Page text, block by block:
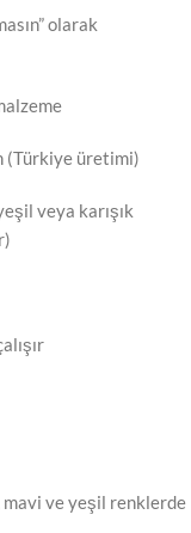
olarak
(Türkiye üretimi)
veya karışık
mavi ve yeşil renklerde